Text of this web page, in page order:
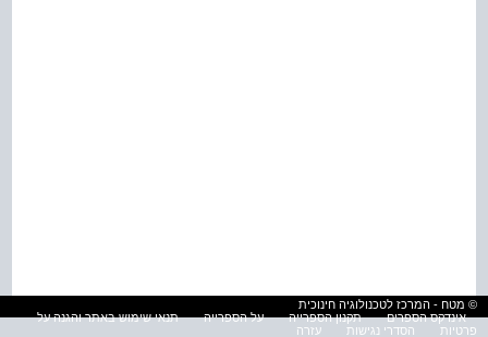
© מטח - המרכז לטכנולוגיה חינוכית
אינדקס הספרים
תקנון הספרייה על הספרייה
תנאי שימוש באתר והגנה על
פרטיות
הסדרי נגישות עזרה